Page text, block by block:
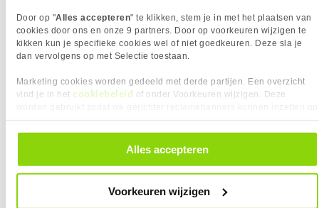
Door op "Alles accepteren" te klikken, stem je in met het plaatsen van
cookies door ons en onze 9 partners. Door op voorkeuren wijzigen te
kikken kun je specifieke cookies wel of niet goedkeuren. Deze sla je
dan vervolgens op met Selectie toestaan.
Marketing cookies worden gedeeld met derde partijen. Een overzicht
vind je in het cookiebeleid of onder Voorkeuren wijzigen. Deze
alle cookies. Je kunt je gegeven toestemming altijd intrekken, dit doe je
door in de footer van onze website te klikken op ‘Cookievoorkeuren’
Alles accepteren
Voorkeuren wijzigen
KIES JE VARIANT
0.50 m
Geel
Adermateriaal
Koper
Afschermingstype
S/FTP
Categorie
CAT6A
Impedantie
100
0.5 m
VERGELIJKBARE PRODUCTEN
Nedis CAT6a RJ45 Male - Male 0,5 m
SF/UTP-Netwerkkabel Grijs
LogiLink C6A027S netwerkkabel Geel
0,5 m Cat6a S/FTP (S-STP)